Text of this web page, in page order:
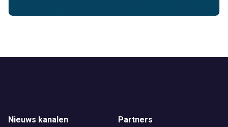
Nieuws kanalen Partners